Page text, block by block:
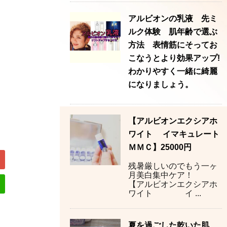
アルビオンの乳液 先ミ
ルク体験 肌年齢で選ぶ
方法 表情筋にそってお
こなうとより効果アップ!
わかりやすく一緒に綺麗
になりましょう。
【アルビオンエクシアホ
ワイト イマキュレート
ＭＭＣ】25000円
残暑厳しいのでもう一ヶ
月美白集中ケア！
【アルビオンエクシアホ
ワイト イ ...
夏を過ごした乾いた肌